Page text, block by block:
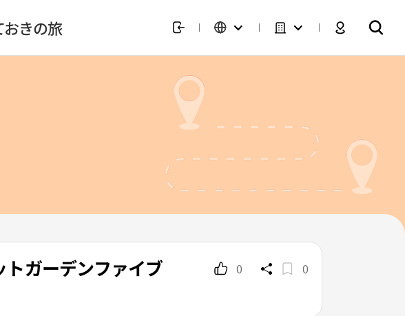
おきの旅
ガーデンファイブ
0 0